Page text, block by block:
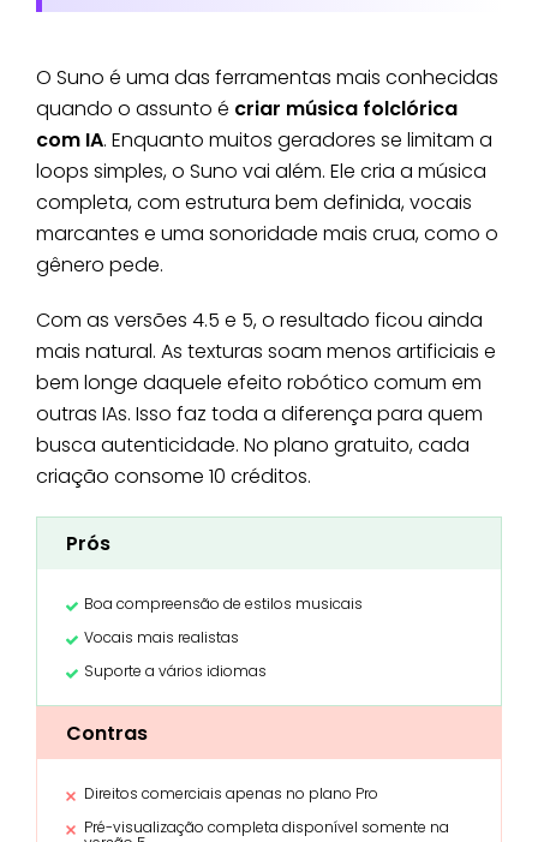
O Suno é uma das ferramentas mais conhecidas
quando o assunto é criar música folclórica
com IA. Enquanto muitos geradores se limitam a
loops simples, o Suno vai além. Ele cria a música
completa, com estrutura bem definida, vocais
marcantes e uma sonoridade mais crua, como o
gênero pede.
Com as versões 4.5 e 5, o resultado ficou ainda
mais natural. As texturas soam menos artificiais e
bem longe daquele efeito robótico comum em
outras IAs. Isso faz toda a diferença para quem
busca autenticidade. No plano gratuito, cada
criação consome 10 créditos.
Prós
Boa compreensão de estilos musicais
Vocais mais realistas
Suporte a vários idiomas
Contras
Direitos comerciais apenas no plano Pro
Pré-visualização completa disponível somente na